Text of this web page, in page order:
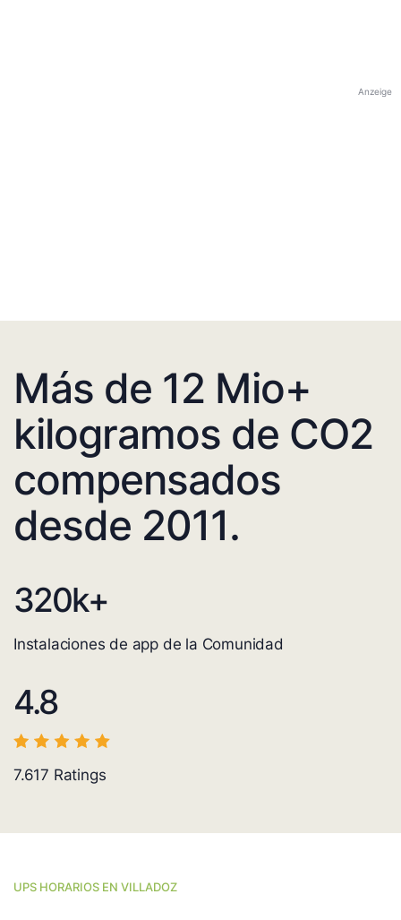
Anzeige
Más de 12 Mio+
kilogramos de CO2
compensados
desde 2011.
320k+
Instalaciones de app de la Comunidad
4.8
7.617 Ratings
UPS HORARIOS EN VILLADOZ